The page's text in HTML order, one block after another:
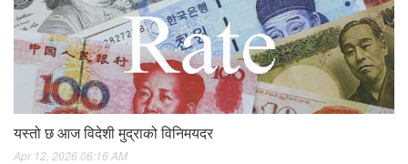
यस्तो छ आज विदेशी मुद्राको विनिमयदर
Apr 12, 2026 06:16 AM